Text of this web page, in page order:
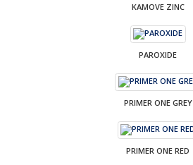
KAMOVE ZINC
PAROXIDE
PRIMER ONE GREY
PRIMER ONE RED